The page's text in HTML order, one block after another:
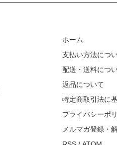
ホーム
支払い方法につ
配送・送料につ
返品について
特定商取引法に
プライバシーポ
メルマガ登録・